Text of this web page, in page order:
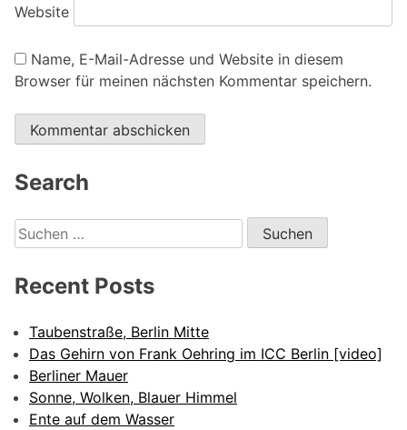
Website
Name, E-Mail-Adresse und Website in diesem
Browser für meinen nächsten Kommentar speichern.
Alternative:
Search
Suchen
nach:
Recent Posts
Taubenstraße, Berlin Mitte
Das Gehirn von Frank Oehring im ICC Berlin [video]
Berliner Mauer
Sonne, Wolken, Blauer Himmel
Ente auf dem Wasser